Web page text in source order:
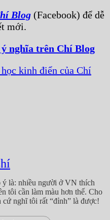
Blog (Facebook) để dễ
mới.
nghĩa trên Chí Blog
kinh điển của Chí
ý là: nhiều người ở VN thích
tôi cần làm màu hơn thế. Cho
cứ nghĩ tôi rất “đỉnh” là được!